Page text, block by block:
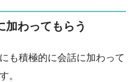
加わってもらう
も積極的に会話に加わって
。